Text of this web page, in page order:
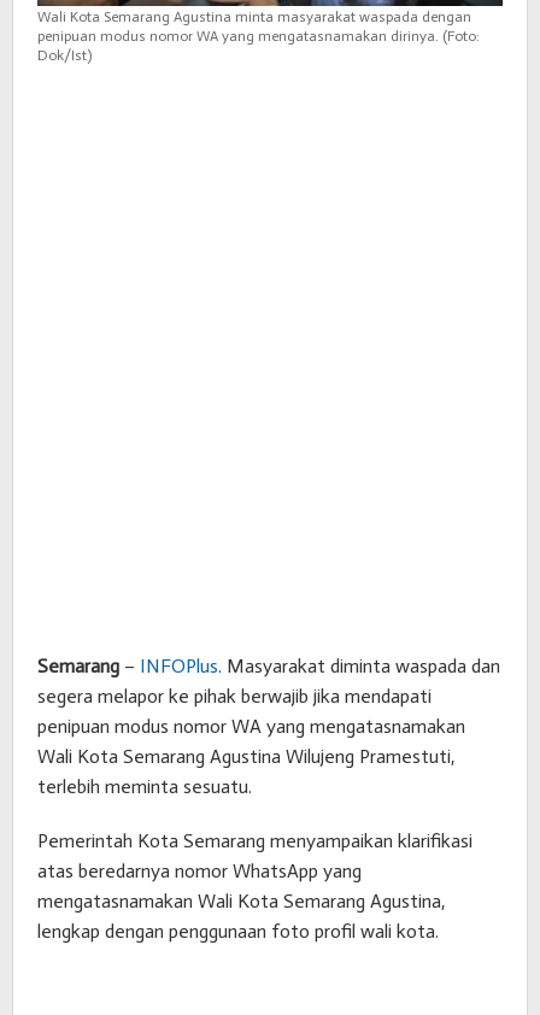
Wali Kota Semarang Agustina minta masyarakat waspada dengan
penipuan modus nomor WA yang mengatasnamakan dirinya. (Foto:
Dok/Ist)
Semarang – INFOPlus. Masyarakat diminta waspada dan
segera melapor ke pihak berwajib jika mendapati
penipuan modus nomor WA yang mengatasnamakan
Wali Kota Semarang Agustina Wilujeng Pramestuti,
terlebih meminta sesuatu.
Pemerintah Kota Semarang menyampaikan klarifikasi
atas beredarnya nomor WhatsApp yang
mengatasnamakan Wali Kota Semarang Agustina,
lengkap dengan penggunaan foto profil wali kota.